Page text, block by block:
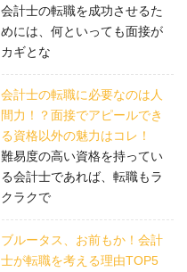
会計士の転職を成功させるた
めには、何といっても面接が
カギとな
会計士の転職に必要なのは人
間力！？面接でアピールでき
る資格以外の魅力はコレ！
難易度の高い資格を持ってい
る会計士であれば、転職もラ
クラクで
ブルータス、お前もか！会計
士が転職を考える理由TOP5